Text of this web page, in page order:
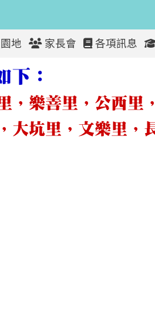
地 家長會 各項訊息
下：
，樂善里，公西里
大坑里，文樂里，